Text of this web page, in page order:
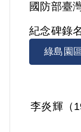
國防部臺
紀念碑錄
綠島園
李炎輝（